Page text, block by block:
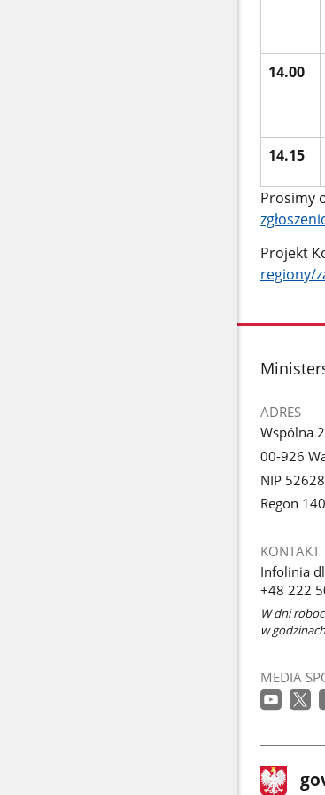
14.00
14.15
Prosimy
Projekt
regiony/
stopka
ADRES
Wspólna
00-926
NIP
Regon
KONTAKT
Infolinia
+48 222
W dni
w
MEDIA
stopka
gov.pl